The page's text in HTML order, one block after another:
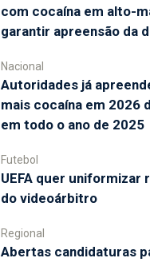
com cocaína em alto-
garantir apreensão da
Nacional
Autoridades já
mais cocaína em 2026
em todo o ano de 2025
Futebol
UEFA quer uniformizar
do videoárbitro
Regional
Abertas candidaturas